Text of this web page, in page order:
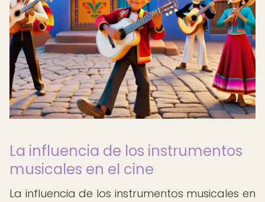
La influencia de los instrumentos
musicales en el cine
La influencia de los instrumentos musicales en